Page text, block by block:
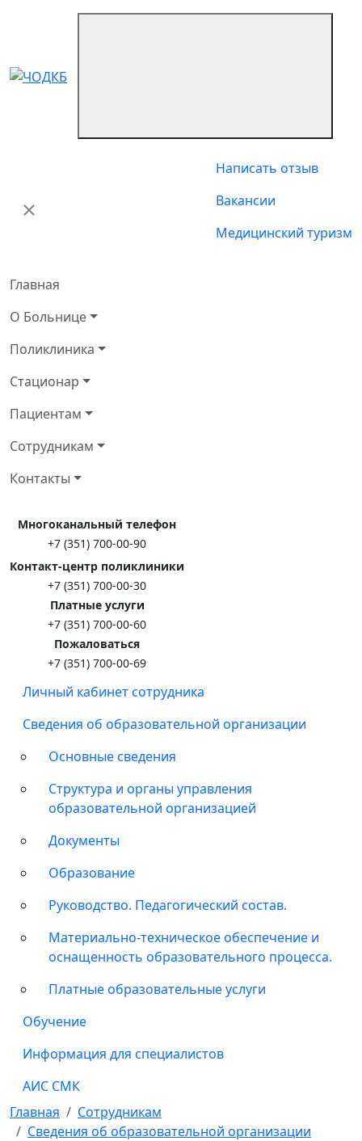
Написать отзыв
Вакансии
Медицинский туризм
Главная
О Больнице
Поликлиника
Стационар
Пациентам
Сотрудникам
Контакты
Многоканальный телефон
+7 (351) 700-00-90
Контакт-центр поликлиники
+7 (351) 700-00-30
Платные услуги
+7 (351) 700-00-60
Пожаловаться
+7 (351) 700-00-69
Личный кабинет сотрудника
Сведения об образовательной организации
Основные сведения
Структура и органы управления
образовательной организацией
Документы
Образование
Руководство. Педагогический состав.
Материально-техническое обеспечение и
оснащенность образовательного процесса.
Платные образовательные услуги
Обучение
Информация для специалистов
АИС СМК
Главная
Сотрудникам
Сведения об образовательной организации